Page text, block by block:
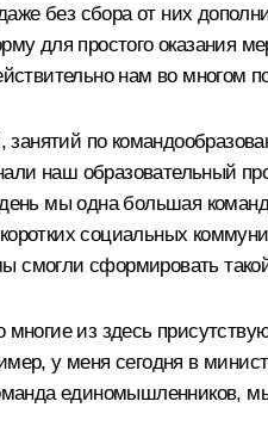
без сбора от них
для простого оказания
нам во многом
занятий по
наш образовательный
мы одна большая
социальных
смогли сформировать
из здесь
у меня сегодня в
единомышленников,